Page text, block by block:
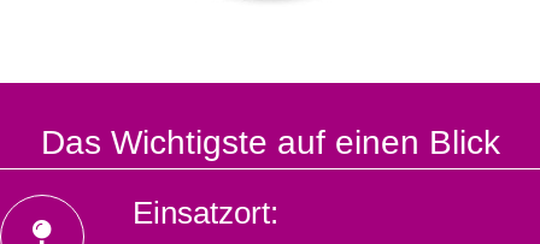
Das Wichtigste auf einen Blick
Einsatzort: